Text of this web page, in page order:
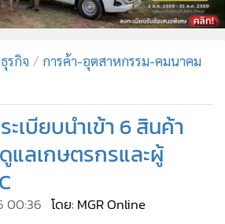
รกิจ
การค้า-อุตสาหกรรม-คมนาคม
เบียบนำเข้า 6 สินค้า
แลเกษตรกรและผู้
00:36 โดย: MGR Online